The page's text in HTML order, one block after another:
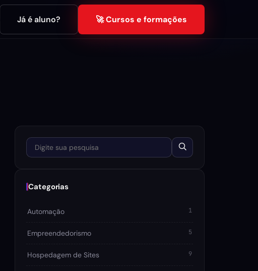
Já é aluno? 🚀 Cursos e formações
Digite sua pesquisa
Categorias
Automação 1
Empreendedorismo 5
Hospedagem de Sites 9